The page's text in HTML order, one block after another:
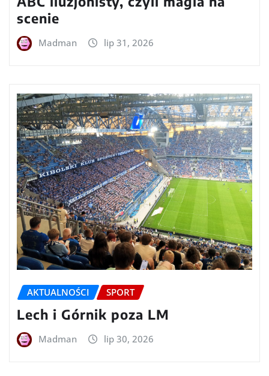
scenie
Madman lip 31, 2026
AKTUALNOŚCI SPORT
Lech i Górnik poza LM
Madman lip 30, 2026